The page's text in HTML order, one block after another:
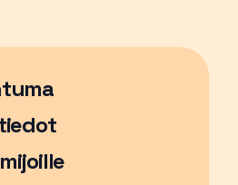
uudessa ikkunassa